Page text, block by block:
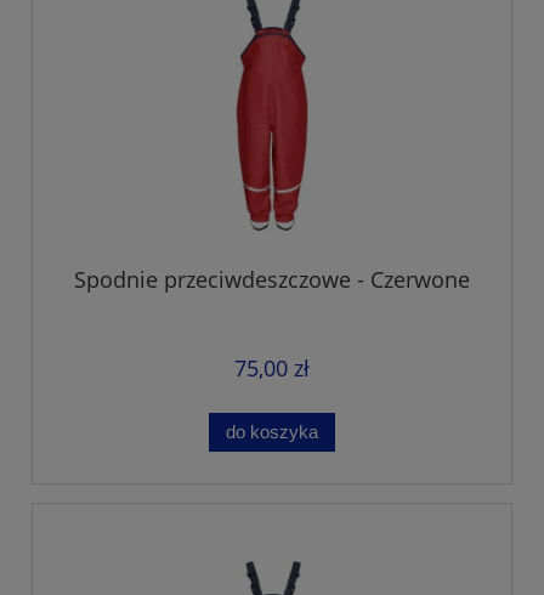
Spodnie przeciwdeszczowe - Czerwone
75,00 zł
do koszyka